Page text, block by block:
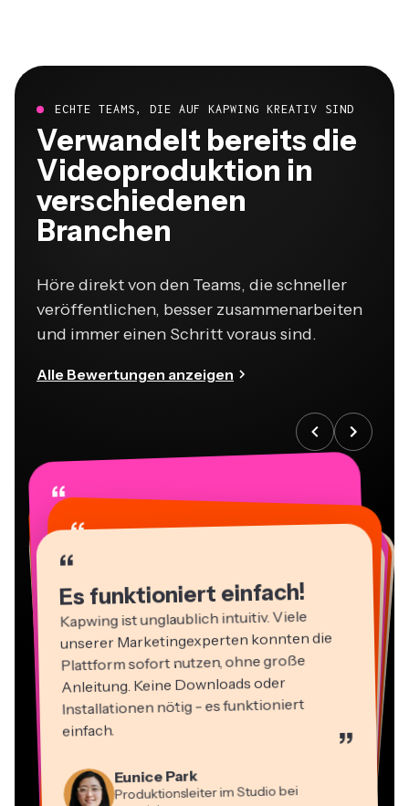
ECHTE TEAMS, DIE AUF KAPWING KREATIV SIND
Verwandelt bereits die
Videoproduktion in
verschiedenen
Branchen
Höre direkt von den Teams, die schneller
veröffentlichen, besser zusammenarbeiten
und immer einen Schritt voraus sind.
Alle Bewertungen anzeigen
“
Es funktioniert einfach!
Kapwing ist unglaublich intuitiv. Viele
unserer Marketingexperten konnten die
Plattform sofort nutzen, ohne große
Anleitung. Keine Downloads oder
Installationen nötig - es funktioniert
einfach. ”
Eunice Park
Produktionsleiter im Studio bei
“
“
Panos Papagapiou
Geschäftsführender Partner bei
“
“
“
Natasha Ball
Berater
“
Dina Segovia